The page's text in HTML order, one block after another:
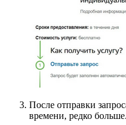
После отправки
времени, редко больше.